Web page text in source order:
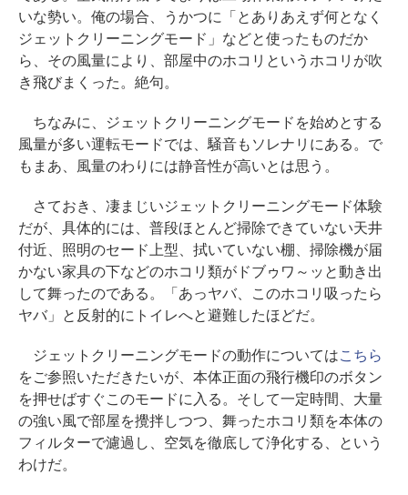
いな勢い。俺の場合、うかつに「とありあえず何となく
ジェットクリーニングモード」などと使ったものだか
ら、その風量により、部屋中のホコリというホコリが吹
き飛びまくった。絶句。
ちなみに、ジェットクリーニングモードを始めとする
風量が多い運転モードでは、騒音もソレナリにある。で
もまあ、風量のわりには静音性が高いとは思う。
さておき、凄まじいジェットクリーニングモード体験
だが、具体的には、普段ほとんど掃除できていない天井
付近、照明のセード上型、拭いていない棚、掃除機が届
かない家具の下などのホコリ類がドブゥワ～ッと動き出
して舞ったのである。「あっヤバ、このホコリ吸ったら
ヤバ」と反射的にトイレへと避難したほどだ。
ジェットクリーニングモードの動作についてはこちら
をご参照いただきたいが、本体正面の飛行機印のボタン
を押せばすぐこのモードに入る。そして一定時間、大量
の強い風で部屋を攪拌しつつ、舞ったホコリ類を本体の
フィルターで濾過し、空気を徹底して浄化する、という
わけだ。